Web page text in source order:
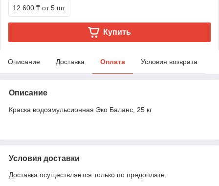
12 600 ₸ от 5 шт.
Купить
Описание Доставка Оплата Условия возврата
Описание
Краска водоэмульсионная Эко Баланс, 25 кг
Условия доставки
Доставка осуществляется только по предоплате.